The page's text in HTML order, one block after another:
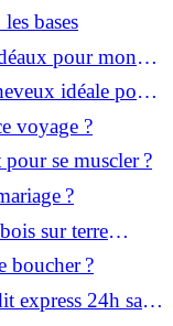
bases
pour mon
idéale pour
voyage ?
se muscler ?
?
sur terre
boucher ?
express 24h sans